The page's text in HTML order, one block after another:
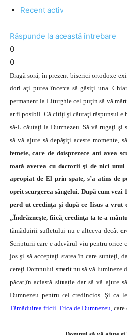
Recent activ
Răspunde la această întrebare
0
0
Dragă soră, în prezent biserici ortodoxe
dori aţi putea încerca să găsiţi una.
permanent la Liturghie cel puţin să vă
ar fi posibil. Că citiţi şi căutaţi răspunsul e
să-L căutaţi la Dumnezeu. Să vă rugaţi şi
să vă ajute să depăşiţi aceste momente,
femeie, care de doisprezece ani avea
toată averea cu doctorii şi de nici unul
apropiat de El prin spate, s’a atins de
oprit scurgerea sângelui. După cum vezi
perd ut credința și după ce Iisus a vrut
„Îndrăzneşte, fiică, credinţa ta te-a
tămăduirii sufletului nu e altceva decât
Scripturii care e adevărul viu pentru orice
jos şi să acceptaţi starea în care sunteţi,
cereţi Domnului smerit nu să vă lumineze
păcat,în aciastă situație dar să vă ajute
Dumnezeu pentru cel credincios. Şi ca
Tămăduirea fricii. Frica de Dumnezeu, care